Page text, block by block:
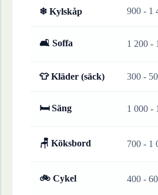
❄ Kylskåp 900 - 1
🛋 Soffa 1 200 -
👕 Kläder (säck) 300 -
🛏 Säng 1 000 -
🪑 Köksbord 700 - 1
🚲 Cykel 400 -